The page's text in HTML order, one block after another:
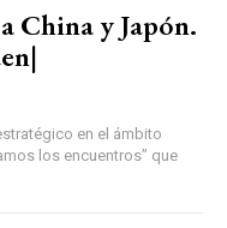
China y Japón.
en el ámbito